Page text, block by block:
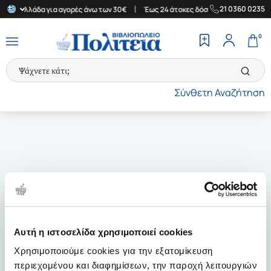
Αυτή η ιστοσελίδα χρησιμοποιεί cookies
Χρησιμοποιούμε cookies για την εξατομίκευση
περιεχομένου και διαφημίσεων, την παροχή λειτουργιών
Ελλάδα για αγορές άνω των 30€ Έως 24 άτοκες δόσεις |
21 0360 0235
Σύνθετη Αναζήτηση
0